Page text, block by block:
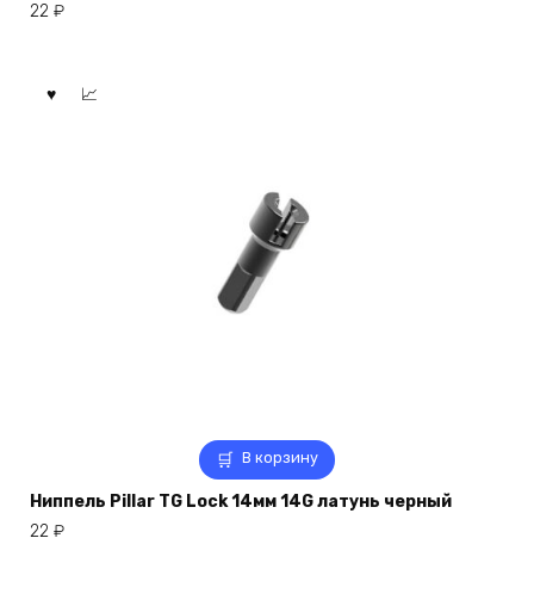
22 ₽
В корзину
Ниппель Pillar TG Lock 14мм 14G латунь черный
22 ₽